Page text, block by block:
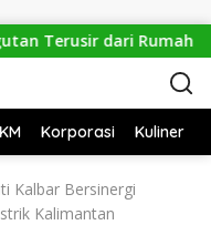
dari Rumahnya
Korporasi Kuliner
Kalbar Bersinergi
Kalimantan